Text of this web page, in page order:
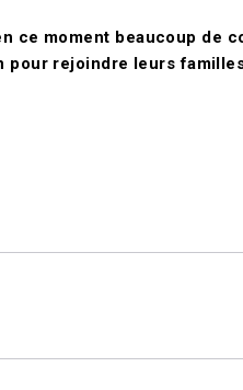
ce moment beaucoup de
pour rejoindre leurs